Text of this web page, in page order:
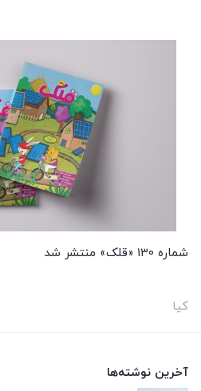
آخرین نوشته‌ها
شماره 130 «قلک» منتشر شد
کیا